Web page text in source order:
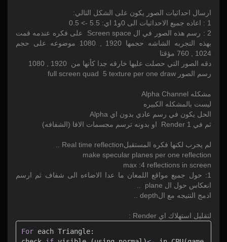
ارسال احداثيات الصور يكون على الشكل التالي:
1 : اعاده جميع الاحداثيات الى 0و1 اي: 5.5 -> 0.5
2 : رسم هذه الصور في ال Screen space على فكره عندمه قمت
بهذه التجربه الشاشه حجمها 1920 , 1080 موضوعه على حجم
1024 , 760 مؤقتا
دقه الصور التي حصلت عليها خارقه جدا كأنها من 1920 , 1080
رسم الصور full screen quad 5 texture per one draw
مشكله Alpha Channel
ليست بالمشكله الكبيره
الحل يكون في رسم عادي بدون اي Alpha
ثم في Render 1 او بدونه ترسم مجسمات الافا (الشفافه)
لم يجرب لكنها فكره المستقبلReal time reflection ..
make specular planes per one reflection
max :4 reflections in screen
1: حول جميع مواقع اللمعان ما عدا الاضاءه الى شفاف ثم ارسم
انعكاس حول ال plane ..
ادمج النتيجه مع الdepth ..
لتقليل استهلاك اي Render :
For each Triangle: